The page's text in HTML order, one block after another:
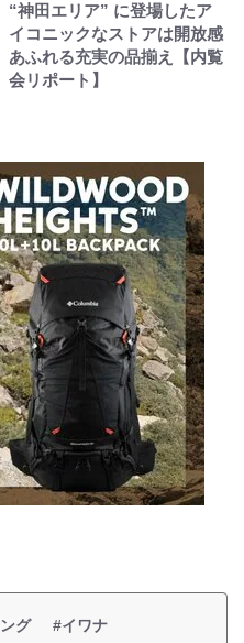
“神田エリア” に登場したア
イコニックなストアは開放感
あふれる充実の品揃え【内覧
会リポート】
グ
#イワナ